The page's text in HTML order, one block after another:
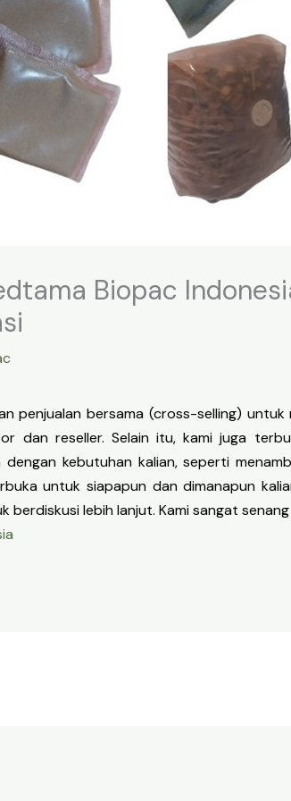
Biopac
penjualan bersama (cross-selling)
dan reseller. Selain itu, kami juga
kebutuhan kalian, seperti
untuk siapapun dan dimanapun
berdiskusi lebih lanjut. Kami sangat